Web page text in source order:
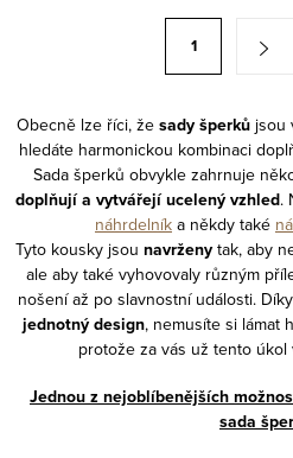
c
r
v
y
v
á
n
k
v
á
n
1
Obecně lze říci, že sady šperkůjsou
hledáte harmonickou kombinaci
Sada šperků obvykle zahrnuje
doplňují a vytvářejí ucelený vzhled.
náhrdelník a někdy také
Tyto kousky jsou navrženy tak, aby
ale aby také vyhovovaly různým
nošení až po slavnostní události.
jednotný design, nemusíte si lámat
protože za vás už tento
Jednou z nejoblíbenějších
sada